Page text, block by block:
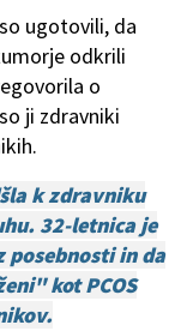
ugotovili, da
odkrili
o
ji zdravniki
k zdravniku
32-letnica je
posebnosti in da
kot PCOS